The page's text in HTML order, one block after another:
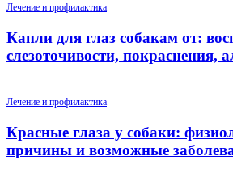
Лечение и профилактика
Капли для глаз собакам от:
слезоточивости, покраснения,
Лечение и профилактика
Красные глаза у собаки:
причины и возможные